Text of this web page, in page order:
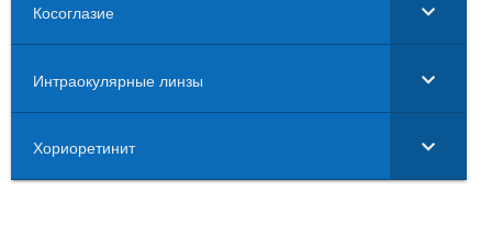
Косоглазие
Интраокулярные линзы
Хориоретинит